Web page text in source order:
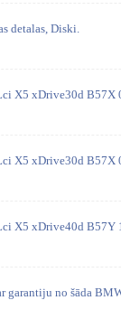
detalas, Diski.
X5 xDrive30d B57X
X5 xDrive30d B57X
X5 xDrive40d B57Y
garantiju no šāda